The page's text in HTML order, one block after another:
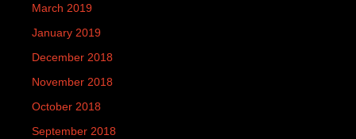
March 2019
January 2019
December 2018
November 2018
October 2018
September 2018